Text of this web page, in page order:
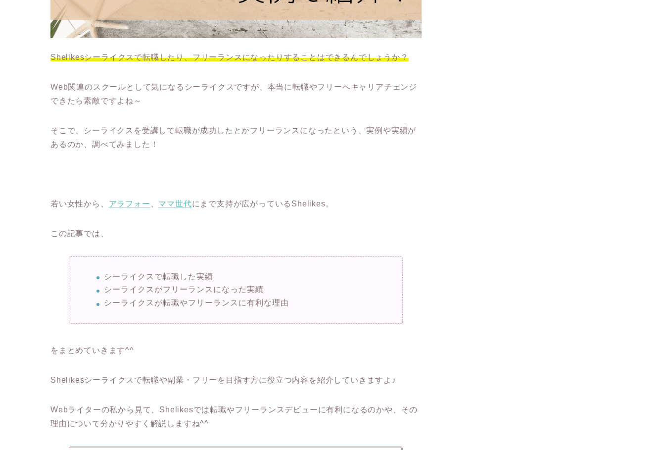
Shelikesシーライクスで転職したり、フリーランスになったりすることはできるんでしょうか？
Web関連のスクールとして気になるシーライクスですが、本当に転職やフリーへキャリアチェンジ
できたら素敵ですよね～
そこで、シーライクスを受講して転職が成功したとかフリーランスになったという、実例や実績が
あるのか、調べてみました！
若い女性から、 アラフォー ママ世代にまで支持が広がっているShelikes。
この記事では、
シーライクスで転職した実績
シーライクスがフリーランスになった実績
シーライクスが転職やフリーランスに有利な理由
をまとめていきます^^
Shelikesシーライクスで転職や副業・フリーを目指す方に役立つ内容を紹介していきますよ♪
Webライターの私から見て、Shelikesでは転職やフリーランスデビューに有利になるのかや、その
理由について分かりやすく解説しますね^^